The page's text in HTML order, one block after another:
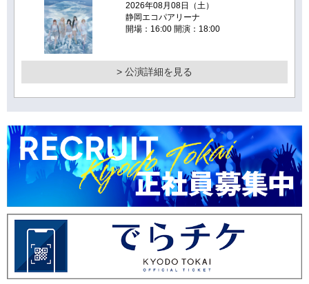
2026年08月08日（土）
静岡エコパアリーナ
開場：16:00 開演：18:00
> 公演詳細を見る